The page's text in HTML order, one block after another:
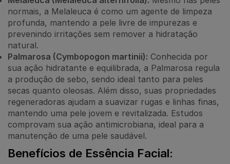
normais, a Melaleuca é como um agente de limpeza
profunda, mantendo a pele livre de impurezas e
prevenindo irritações sem remover a hidratação
natural.
Palmarosa (Cymbopogon martinii): Conhecida por
sua ação hidratante e equilibrada, a Palmarosa regula
a produção de sebo, sendo ideal tanto para peles
secas quanto oleosas. Além disso, suas propriedades
regeneradoras ajudam a suavizar rugas e linhas finas,
mantendo uma pele jovem e revitalizada. Estudos
comprovam sua ação antimicrobiana, ideal para a
manutenção de uma pele saudável.
Benefícios de Essência Facial: